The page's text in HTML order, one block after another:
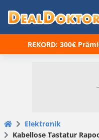
REKORD: 300€
Elektronik
Kabellose Tastatur Rapoo